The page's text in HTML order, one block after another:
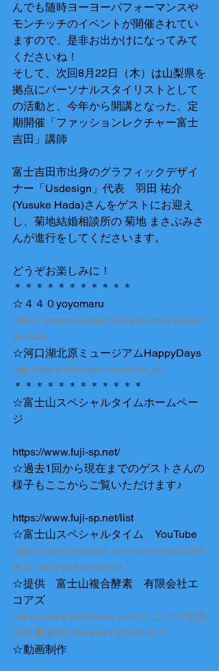
んでも随時ヨーヨーパフォーマンスや
モンチッチのイベントが開催されてい
ますので、是非お出かけになってみて
くださいね！
そして、次回8月22日（木）は山梨県を
拠点にパーソナルスタイリストとして
の活動と、今年から開講となった、定
期開催「ファッションレクチャー富士
吉田」講師
富士吉田市出身のグラフィックデザイ
ナー「Usdesign」代表　羽田 祐介
(Yusuke Hada)さんをゲストにお迎え
し、菊地結婚相談所の 菊地 まさぶみさ
んが進行をしてくださいます。
どうぞお楽しみに！
＊＊＊＊＊＊＊＊＊＊＊
☆４４０yoyomaru
https://yoyomaru440.wixsite.com/yoyom
aru440
☆河口湖北原ミュージアムHappyDays
http://www.kitahara-museum.jp/
＊＊＊＊＊＊＊＊＊＊＊＊
☆富士山スペシャルタイムホームペー
ジ
https://www.fuji-sp.net/
☆過去1回から現在までのゲストさんの
様子もここからご覧いただけます♪
https://www.fuji-sp.net/list
☆富士山スペシャルタイム　YouTube
https://www.youtube.com/channel/UC05
IEIC_BCFtw6lbrAIi9dA
☆提供　富士山複合酵素　有限会社エ
コアズ
https://www.facebook.com/エコアズ環境
浄化事業部-304946102895761/
☆動画制作